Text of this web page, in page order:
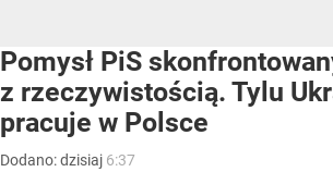
Pomysł PiS
z rzeczywistością. Tylu
pracuje w Polsce
Dodano:dzisiaj 6:37